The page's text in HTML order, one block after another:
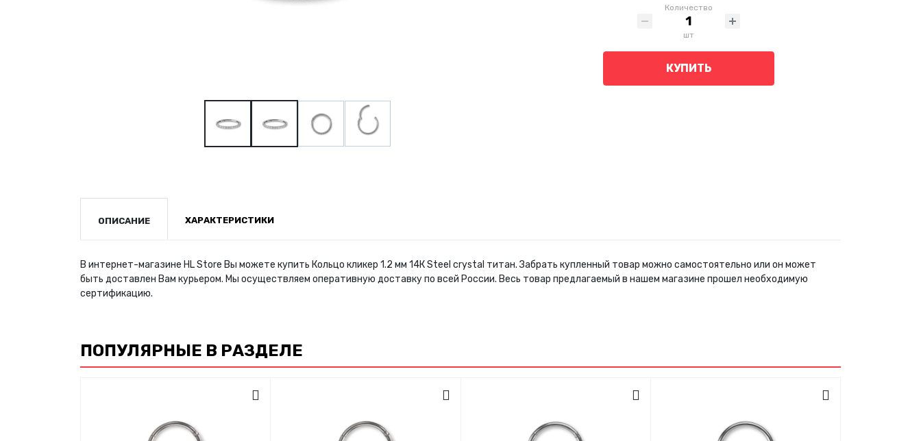
Количество
шт
КУПИТЬ
ОПИСАНИЕ ХАРАКТЕРИСТИКИ
В интернет-магазине HL Store Вы можете купить Кольцо кликер 1.2 мм 14К Steel crystal титан. Забрать купленный товар можно самостоятельно или он может
быть доставлен Вам курьером. Мы осуществляем оперативную доставку по всей России. Весь товар предлагаемый в нашем магазине прошел необходимую
сертификацию.
ПОПУЛЯРНЫЕ В РАЗДЕЛЕ